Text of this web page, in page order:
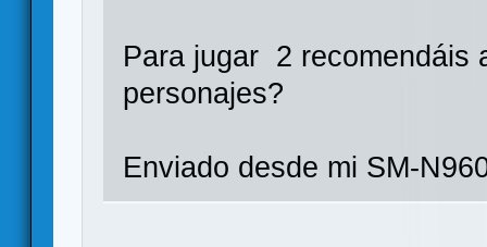
Para jugar 2 recomendáis
personajes?
Enviado desde mi SM-